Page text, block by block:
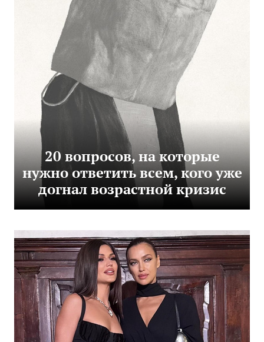
20 вопросов, на которые
нужно ответить всем, кого уже
догнал возрастной кризис